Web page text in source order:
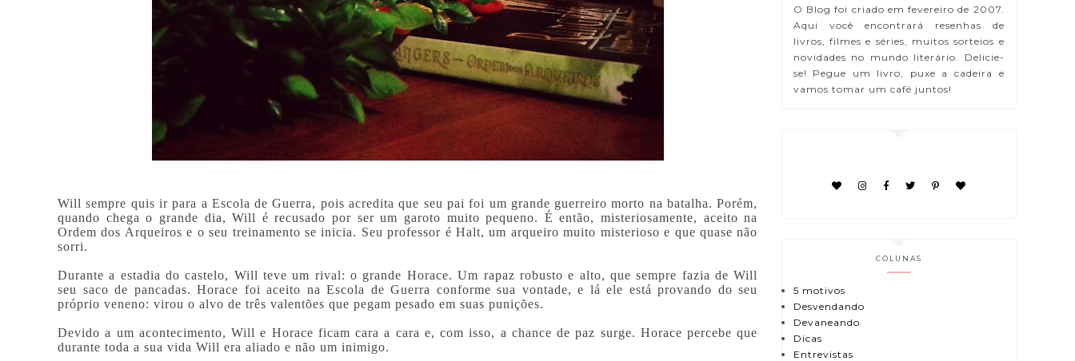
Will sempre quis ir para a Escola de Guerra, pois acredita que seu pai foi um grande guerreiro morto na batalha. Porém,
quando chega o grande dia, Will é recusado por ser um garoto muito pequeno. É então, misteriosamente, aceito na
Ordem dos Arqueiros e o seu treinamento se inicia. Seu professor é Halt, um arqueiro muito misterioso e que quase não
sorri.
Durante a estadia do castelo, Will teve um rival: o grande Horace. Um rapaz robusto e alto, que sempre fazia de Will
seu saco de pancadas. Horace foi aceito na Escola de Guerra conforme sua vontade, e lá ele está provando do seu
próprio veneno: virou o alvo de três valentões que pegam pesado em suas punições.
Devido a um acontecimento, Will e Horace ficam cara a cara e, com isso, a chance de paz surge. Horace percebe que
durante toda a sua vida Will era aliado e não um inimigo.
O Blog foi criado em fevereiro de 2007.
Aqui você encontrará resenhas de
livros, filmes e séries, muitos sorteios e
novidades no mundo literário. Delicie-
se! Pegue um livro, puxe a cadeira e
vamos tomar um café juntos!
COLUNAS
5 motivos
Desvendando
Devaneando
Dicas
Entrevistas